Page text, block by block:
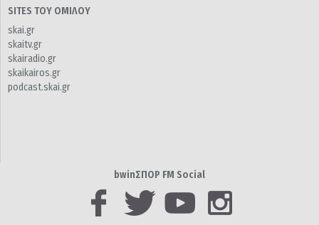
SITES ΤΟΥ ΟΜΙΛΟΥ
skai.gr
skaitv.gr
skairadio.gr
skaikairos.gr
podcast.skai.gr
bwinΣΠΟΡ FM Social